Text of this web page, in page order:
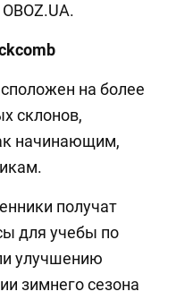
на более
склонов,
начинающим,
получат
для учебы по
улучшению
зимнего сезона